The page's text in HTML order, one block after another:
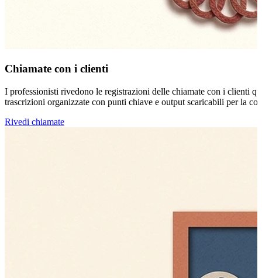
Chiamate con i clienti
I professionisti rivedono le registrazioni delle chiamate con i clienti
trascrizioni organizzate con punti chiave e output scaricabili per la
Rivedi chiamate